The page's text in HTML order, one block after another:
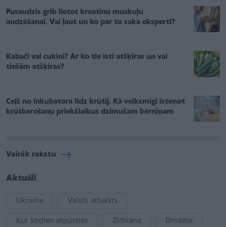
Pusaudzis grib lietot kreatīnu muskuļu
audzēšanai. Vai ļaut un ko par to saka eksperti?
Kabači vai cukini? Ar ko tie īsti atšķiras un vai
tiešām atšķiras?
Ceļš no inkubatora līdz krūtij. Kā veiksmīgi īstenot
krūtbarošanu priekšlaikus dzimušam bērniņam
Vairāk rakstu
Aktuāli
Ukraina Valsts atbalsts
Kur šodien atpūsties Zīdīšana Drošība